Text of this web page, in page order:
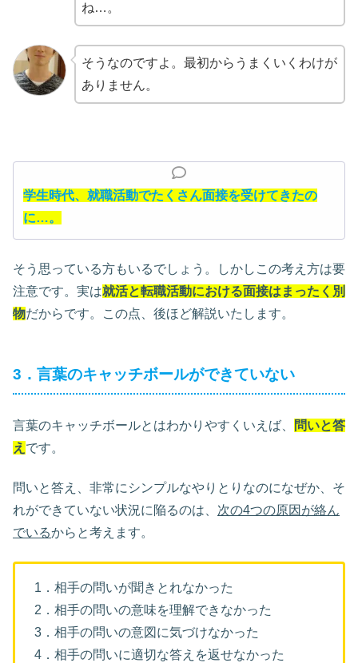
ね…。
そうなのですよ。最初からうまくいくわけが
ありません。
学生時代、就職活動でたくさん面接を受けてきたの
に…。
そう思っている方もいるでしょう。しかしこの考え方は要
注意です。実は就活と転職活動における面接はまったく別
物だからです。この点、後ほど解説いたします。
3．言葉のキャッチボールができていない
言葉のキャッチボールとはわかりやすくいえば、
問いと答
え です。
問いと答え、非常にシンプルなやりとりなのになぜか、そ
れができていない状況に陥るのは、 次の4つの原因が絡ん
でいるからと考えます。
1．相手の問いが聞きとれなかった
2．相手の問いの意味を理解できなかった
3．相手の問いの意図に気づけなかった
4．相手の問いに適切な答えを返せなかった